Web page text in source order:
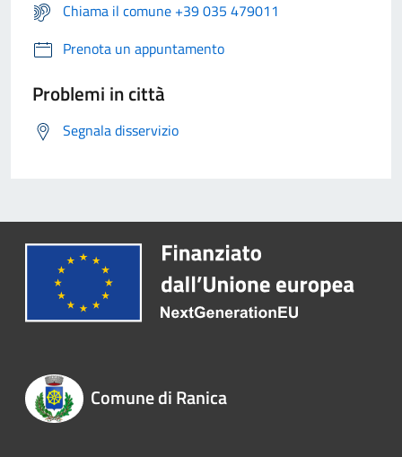
Chiama il comune +39 035 479011
Prenota un appuntamento
Problemi in città
Segnala disservizio
Comune di Ranica